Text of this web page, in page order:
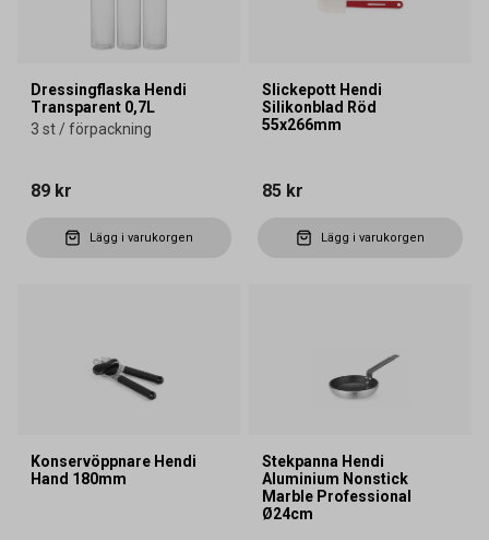
Dressingflaska Hendi
Transparent 0,7L
3 st / förpackning
89 kr
Lägg i varukorgen
Slickepott Hendi
Silikonblad Röd
55x266mm
85 kr
Lägg i varukorgen
Konservöppnare Hendi
Hand 180mm
Stekpanna Hendi
Aluminium Nonstick
Marble Professional
Ø24cm